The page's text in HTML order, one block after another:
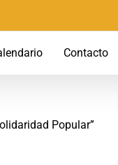
Contacto
Popular”